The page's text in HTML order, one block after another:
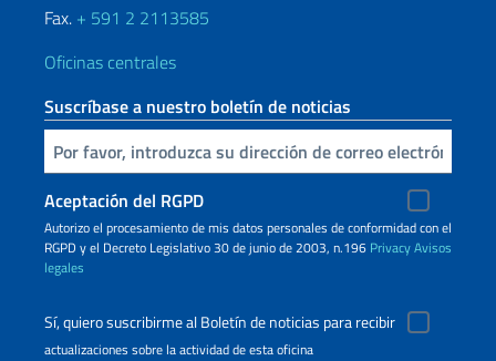
Fax. + 591 2 2113585
Oficinas centrales
Suscríbase a nuestro boletín de noticias
Inserta tu correo electronico
Aceptación del RGPD
Autorizo ​​el procesamiento de mis datos personales de conformidad con el
RGPD y el Decreto Legislativo 30 de junio de 2003, n.196 PrivacyAvisos
legales
Sí, quiero suscribirme al Boletín de noticias para recibir
actualizaciones sobre la actividad de esta oficina